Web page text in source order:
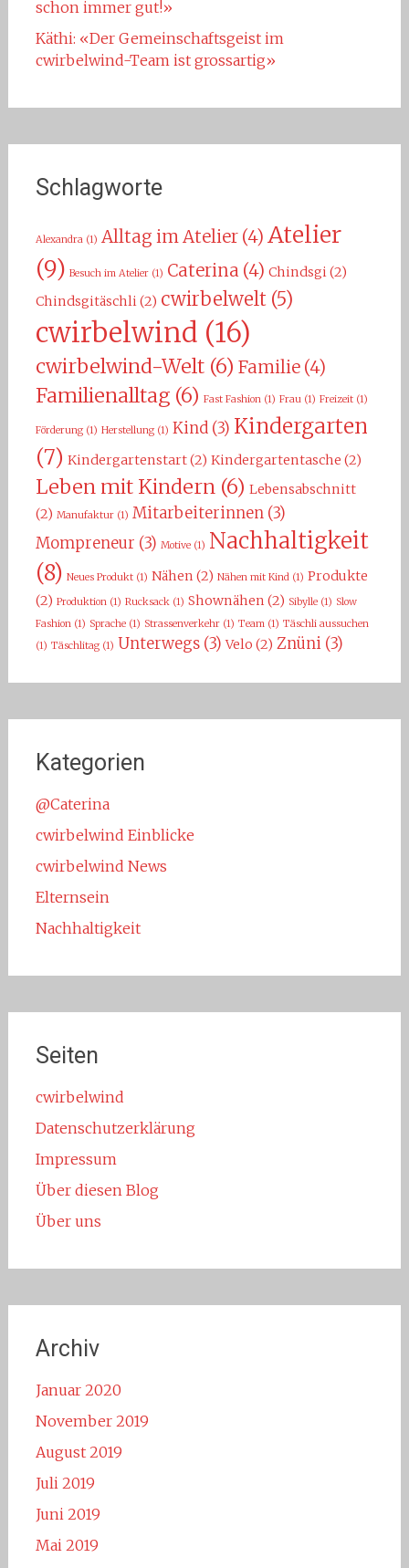
schon immer gut!»
Käthi: «Der Gemeinschaftsgeist im
cwirbelwind-Team ist grossartig»
Schlagworte
Alexandra(1) Alltag im Atelier(4) Atelier
(9) Besuch im Atelier(1) Caterina(4) Chindsgi(2)
Chindsgitäschli(2) cwirbelwelt(5)
cwirbelwind (16)
cwirbelwind-Welt(6) Familie(4)
Familienalltag(6) Fast Fashion(1) Frau(1) Freizeit(1)
Förderung(1) Herstellung(1) Kind(3) Kindergarten
(7) Kindergartenstart(2) Kindergartentasche (2)
Leben mit Kindern(6) Lebensabschnitt
(2) Manufaktur(1) Mitarbeiterinnen(3)
Mompreneur (3) Motive(1) Nachhaltigkeit
(8) Neues Produkt(1) Nähen (2) Nähen mit Kind(1) Produkte
(2) Produktion(1) Rucksack(1) Shownähen (2) Sibylle(1) Slow
Fashion(1) Sprache(1) Strassenverkehr(1) Team(1) Täschli aussuchen
(1) Täschlitag(1) Unterwegs(3) Velo (2) Znüni(3)
Kategorien
@Caterina
cwirbelwind Einblicke
cwirbelwind News
Elternsein
Nachhaltigkeit
Seiten
cwirbelwind
Datenschutzerklärung
Impressum
Über diesen Blog
Über uns
Archiv
Januar 2020
November 2019
August 2019
Juli 2019
Juni 2019
Mai 2019